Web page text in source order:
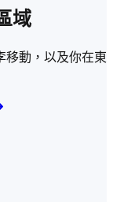
域
移動，以及你在東